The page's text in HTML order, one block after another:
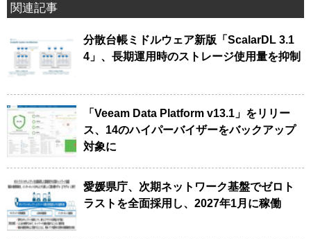
関連記事
分散台帳ミドルウェア新版「ScalarDL 3.1
4」、長期運用時のストレージ使用量を抑制
「Veeam Data Platform v13.1」をリリー
ス、14のハイパーバイザーをバックアップ
対象に
愛媛県庁、次期ネットワーク基盤でゼロト
ラストを全面採用し、2027年1月に稼働